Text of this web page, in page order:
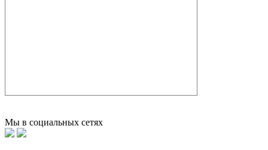
Мы в социальных сетях